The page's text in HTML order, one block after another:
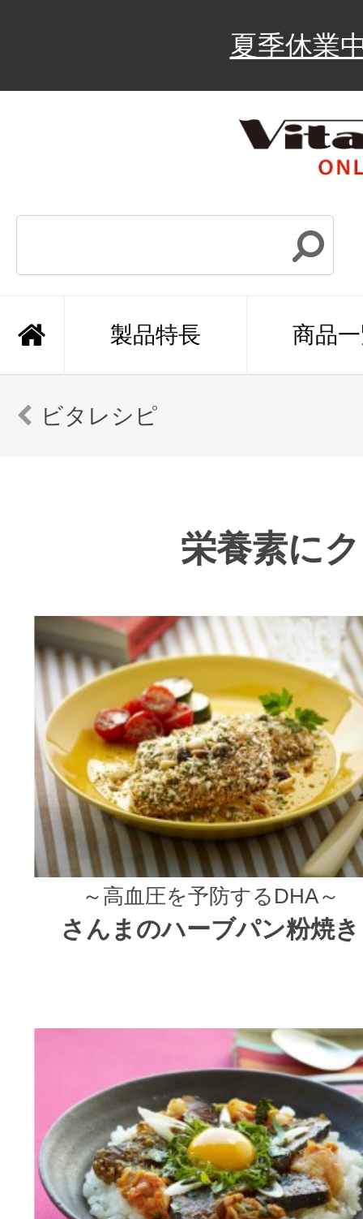
夏季休業
製品特長 商品
ビタレシピ
栄養素に
～高血圧を予防するDHA～
さんまのハーブパン粉焼き